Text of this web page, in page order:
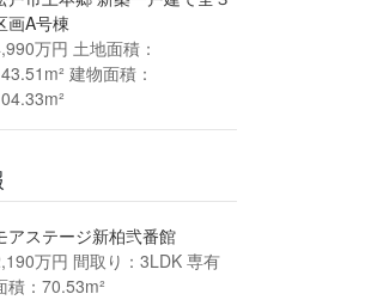
画A号棟
万円 土地面積：
建物面積：
アステージ新柏弐番館
万円 間取り：3LDK 専有
積：70.53m²